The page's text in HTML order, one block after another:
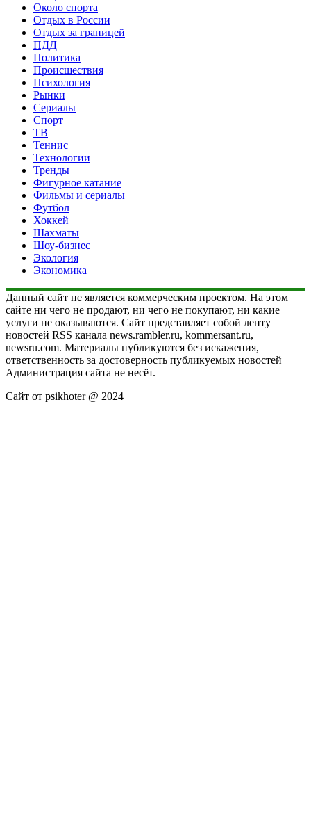
Около спорта
Отдых в России
Отдых за границей
ПДД
Политика
Происшествия
Психология
Рынки
Сериалы
Спорт
ТВ
Теннис
Технологии
Тренды
Фигурное катание
Фильмы и сериалы
Футбол
Хоккей
Шахматы
Шоу-бизнес
Экология
Экономика
Данный сайт не является коммерческим проектом. На этом
сайте ни чего не продают, ни чего не покупают, ни какие
услуги не оказываются. Сайт представляет собой ленту
новостей RSS канала news.rambler.ru, kommersant.ru,
newsru.com. Материалы публикуются без искажения,
ответственность за достоверность публикуемых новостей
Администрация сайта не несёт.
Сайт от psikhoter @ 2024